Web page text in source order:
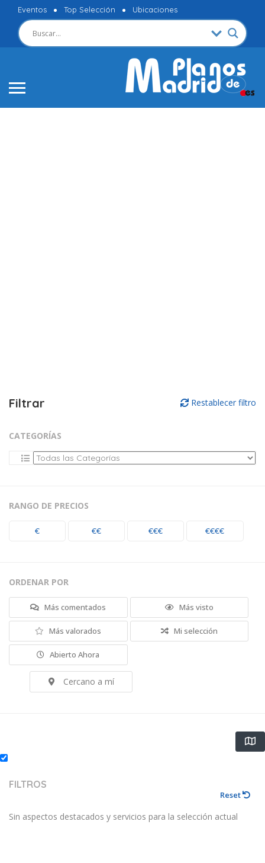
Eventos Top Selección Ubicaciones
Filtrar Restablecer filtro
CATEGORÍAS
RANGO DE PRECIOS
€ €€ €€€ €€€€
ORDENAR POR
Más comentados Más visto
Más valorados Mi selección
Abierto Ahora
Cercano a mí
FILTROS
Reset
Sin aspectos destacados y servicios para la selección actual